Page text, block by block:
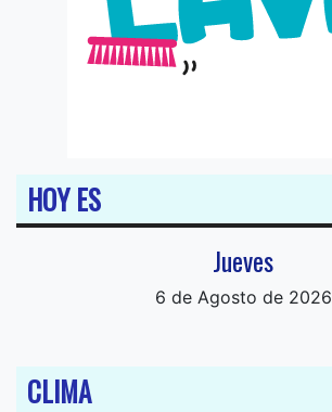
HOY ES
Jueves
6 de Agosto de 2026
CLIMA